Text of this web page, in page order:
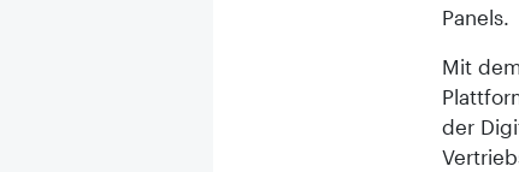
Panels.
Mit
der